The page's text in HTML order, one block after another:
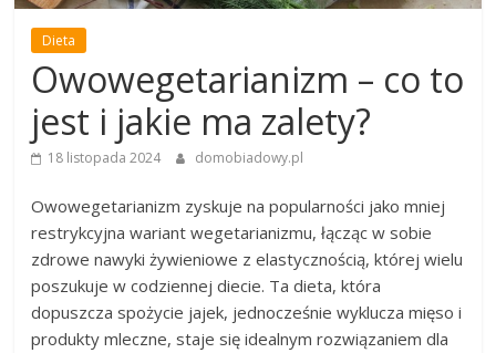
Dieta
Owowegetarianizm – co to
jest i jakie ma zalety?
18 listopada 2024 domobiadowy.pl
Owowegetarianizm zyskuje na popularności jako mniej
restrykcyjna wariant wegetarianizmu, łącząc w sobie
zdrowe nawyki żywieniowe z elastycznością, której wielu
poszukuje w codziennej diecie. Ta dieta, która
dopuszcza spożycie jajek, jednocześnie wyklucza mięso i
produkty mleczne, staje się idealnym rozwiązaniem dla